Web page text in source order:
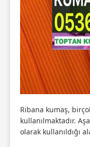
Ribana kumaş,
kullanılmaktadır.
olarak kullanıldığı